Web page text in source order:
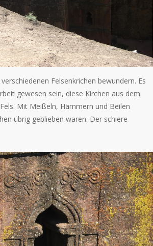
Felsenkrichen bewundern. Es
gewesen sein, diese Kirchen aus dem
Mit Meißeln, Hämmern und Beilen
übrig geblieben waren. Der schiere